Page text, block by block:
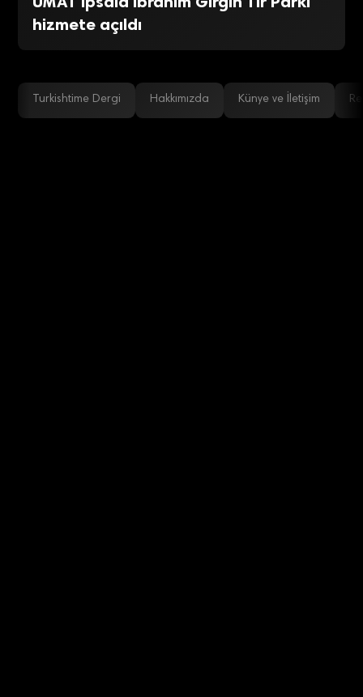
hizmete açıldı
Turkishtime Dergi Hakkımızda Künye ve İletişim